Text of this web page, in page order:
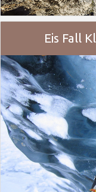
Eis Fall